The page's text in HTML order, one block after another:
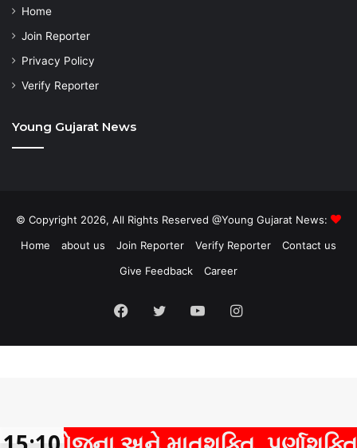
Home
Join Reporter
Privacy Policy
Verify Reporter
Young Gujarat News
© Copyright 2026, All Rights Reserved @Young Gujarat News:
Home
about us Join Reporter Verify Reporter
Contact us
Give Feedback
Career
Facebook
TwitterYouTubeInstagram